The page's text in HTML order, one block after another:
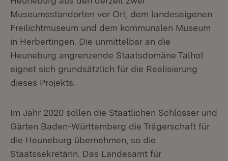
Museumsstandorten vor Ort, dem landeseigenen
Freilichtmuseum und dem kommunalen Museum
in Herbertingen. Die unmittelbar an die
Heuneburg angrenzende Staatsdomäne Talhof
eignet sich grundsätzlich für die Realisierung
dieses Projekts.
Im Jahr 2020 sollen die Staatlichen Schlösser und
Gärten Baden-Württemberg die Trägerschaft für
die Heuneburg übernehmen, so die
Staatssekretärin. Das Landesamt für